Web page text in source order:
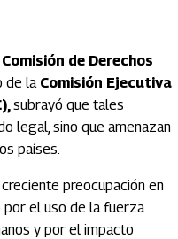
Comisión de Derechos
de la Comisión Ejecutiva
subrayó que tales
legal, sino que amenazan
países.
preocupación en
el uso de la fuerza
y por el impacto